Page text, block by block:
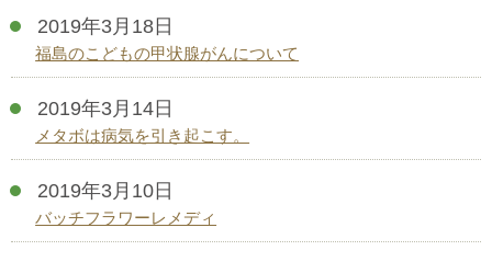
2019年3月18日
福島のこどもの甲状腺がんについて
2019年3月14日
メタボは病気を引き起こす。
2019年3月10日
バッチフラワーレメディ